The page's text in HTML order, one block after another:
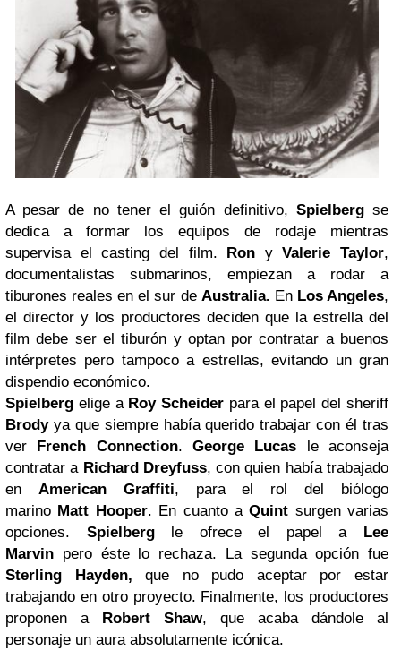
A pesar de no tener el guión definitivo, Spielbergse
dedica a formar los equipos de rodaje mientras
supervisa el casting del film.
Ron yValerie Taylor,
documentalistas submarinos, empiezan a rodar a
tiburones reales en el sur de Australia. En Los Angeles,
el director y los productores deciden que la estrella del
film debe ser el tiburón y optan por contratar a buenos
intérpretes pero tampoco a estrellas, evitando un gran
dispendio económico.
Spielberg elige a Roy Scheider para el papel del sheriff
Brodyya que siempre había querido trabajar con él tras
ver
French Connection.George Lucas le aconseja
contratar a Richard Dreyfuss, con quien había trabajado
en American Graffiti, para el rol del biólogo
marino Matt Hooper. En cuanto aQuint surgen varias
opciones. Spielbergle ofrece el papel a
Lee
Marvin pero éste lo rechaza. La segunda opción fue
Sterling Hayden, que no pudo aceptar por estar
trabajando en otro proyecto. Finalmente, los productores
proponen a
Robert Shaw, que acaba dándole al
personaje un aura absolutamente icónica.